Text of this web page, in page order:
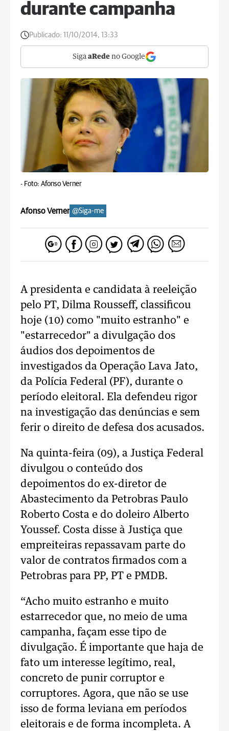
durante campanha
Publicado: 11/10/2014, 13:33
Siga aRede no Google
- Foto: Afonso Verner
Afonso Verner @Siga-me
A presidenta e candidata à reeleição
pelo PT, Dilma Rousseff, classificou
hoje (10) como "muito estranho" e
"estarrecedor" a divulgação dos
áudios dos depoimentos de
investigados da Operação Lava Jato,
da Polícia Federal (PF), durante o
período eleitoral. Ela defendeu rigor
na investigação das denúncias e sem
ferir o direito de defesa dos acusados.
Na quinta-feira (09), a Justiça Federal
divulgou o conteúdo dos
depoimentos do ex-diretor de
Abastecimento da Petrobras Paulo
Roberto Costa e do doleiro Alberto
Youssef. Costa disse à Justiça que
empreiteiras repassavam parte do
valor de contratos firmados com a
Petrobras para PP, PT e PMDB.
“Acho muito estranho e muito
estarrecedor que, no meio de uma
campanha, façam esse tipo de
divulgação. É importante que haja de
fato um interesse legítimo, real,
concreto de punir corruptor e
corruptores. Agora, que não se use
isso de forma leviana em períodos
eleitorais e de forma incompleta. A